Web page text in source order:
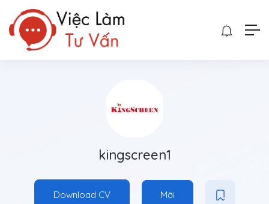
kingscreen1
Download CV Mời